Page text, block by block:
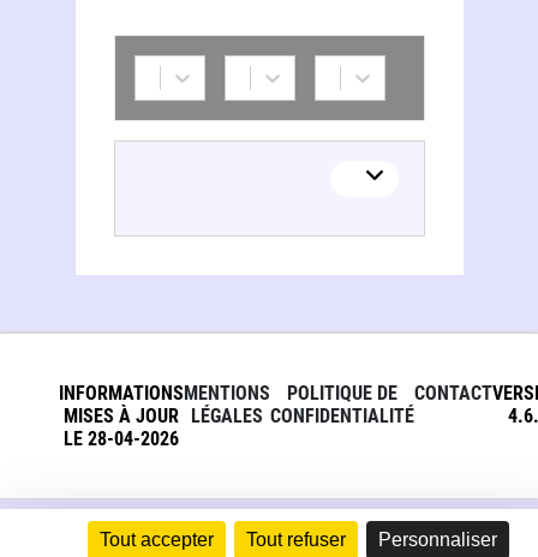
Tout accepter Tout refuser Personnaliser
INFORMATIONS
MISES À JOUR
LE 28-04-2026
MENTIONS
LÉGALES
POLITIQUE DE
CONFIDENTIALITÉ
CONTACT